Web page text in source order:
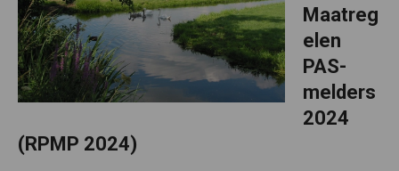
Maatreg
elen
PAS-
melders
2024
(RPMP 2024)